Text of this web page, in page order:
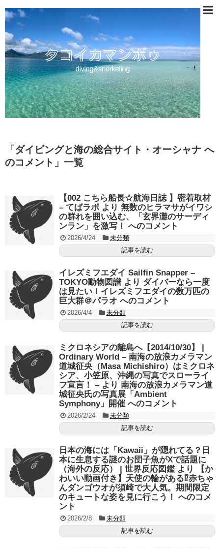
「 ダイビングと海の総合サイト・オーシャナ へ
のコメント 」 一覧
【002 こちら船長☆航海日誌 】密着取材
– てばラボ より 無数のヒラマサがイワシ
の群れを囲い込む、「玄界灘のサーディ
ンラン」を激写！ へのコメント
2026/4/24
未分類
記事を読む
イレズミフエダイ Sailfin Snapper –
TOKYO動物図譜 より ダイバーなら一度
は見たい！イレズミフエダイの数万匹の
巨大群＠パラオ へのコメント
2026/4/4
未分類
記事を読む
ミクロネシアの離島へ【2014/10/30】 |
Ordinary World – 南海の放浪カメラマン
道城征央（Masa Michishiro）はミクロネ
シア、小笠原、沖縄の写真でスローライ
フ宣言！ – より 南海の放浪カメラマン道
城征央氏の写真展「Ambient
Symphony」開催 へのコメント
2026/2/24
未分類
記事を読む
日本の海には「Kawaii」が隠れてる？日
本に生息する謎のお団子魚がXで話題に
（海外の反応） | 世界反応図鑑 より 【か
わいい動画付き】天使の輪がある⁉赤ちゃ
んダンゴウオが須崎で大人気。期間限定
のキュートな姿を見に行こう！ へのコメ
ント
2026/2/8
未分類
記事を読む